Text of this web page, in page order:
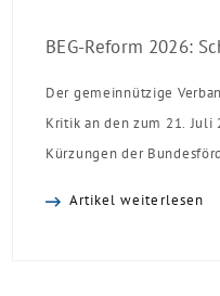
Der gemeinnützige
Kritik an den zum 21.
Kürzungen der
Artikel weiterlesen